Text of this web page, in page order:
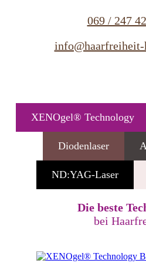
069 / 247
info@haarfreiheit-
XENOgel® Technology
Diodenlaser
ND:YAG-Laser
Die beste
bei